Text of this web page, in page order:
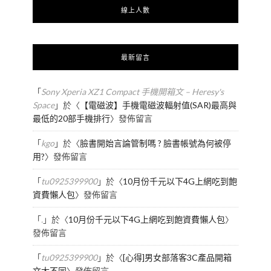
線上人數
最新留言
「Sony Xperia XZ1 Compact 手機開箱文 – Heresy's
Space」於〈 【電磁波】手機電磁波輻射值(SAR)最高與
最低的20部手機排行〉發佈留言
「kgo」於〈臉書開始言論管制嗎 ? 臉書帳號為何被停
用?〉發佈留言
「tu0925399900」於〈10月份千元以下4G上網吃到飽
資費懶人包〉發佈留言
「.」於〈10月份千元以下4G上網吃到飽資費懶人包〉
發佈留言
「tu0925399900」於〈[心得]男女部落客3C產品開箱